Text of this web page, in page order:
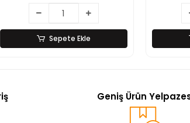
Sepete Ekle
Geniş Ürün